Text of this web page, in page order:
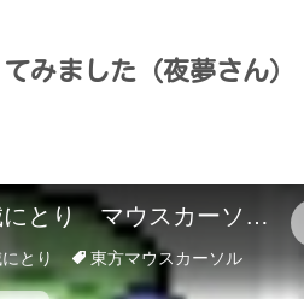
みました（夜夢さん）